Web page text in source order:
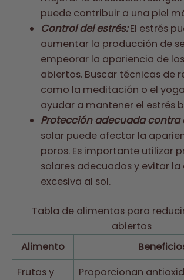
puede contribuir a una piel
Control del estrés:El estrés
aumentar la producción de
empeorar la apariencia de
abiertos. Buscar técnicas de
como la meditación o el
ayudar a mantener el estrés
Protección adecuada contra
solar puede afectar la
poros. Es importante utilizar
solares adecuados y evitar la
excesiva al sol.
Tabla de alimentos para
abiertos
Alimento
Frutas y
Proporcionan